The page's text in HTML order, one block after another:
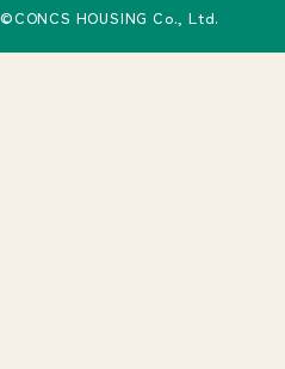
©CONCS HOUSING Co., Ltd.